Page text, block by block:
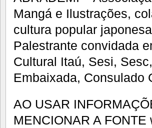
Mangá e Ilustrações,
cultura popular
Palestrante convidada
Cultural Itaú, Sesi,
Embaixada, Consulado
AO USAR
MENCIONAR A